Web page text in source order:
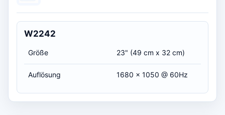
W2242
Größe 23" (49 cm x 32 cm)
Auflösung 1680 x 1050 @ 60Hz